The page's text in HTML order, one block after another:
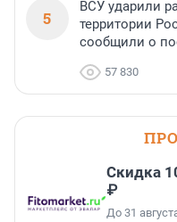
5
ВСУ ударили
территории
сообщили о
57 830
Скидка
₽
До 31